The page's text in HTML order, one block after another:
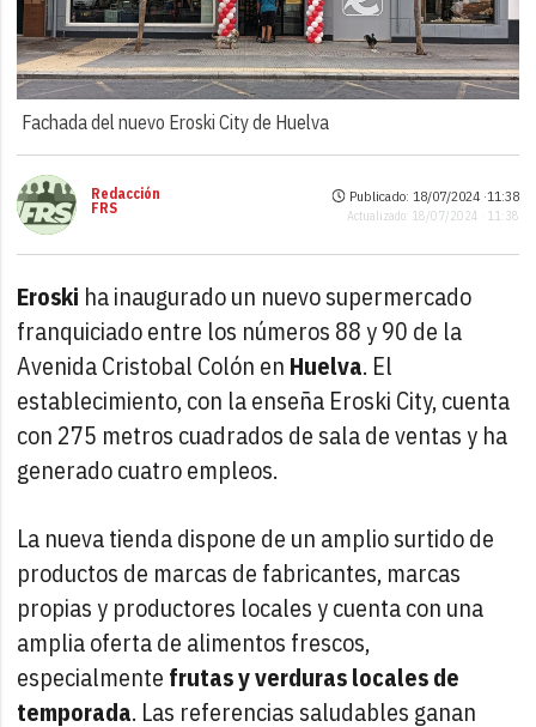
Fachada del nuevo Eroski City de Huelva
Redacción
FRS
Publicado: 18/07/2024 ·11:38
Actualizado: 18/07/2024 · 11:38
Eroski ha inaugurado un nuevo supermercado
franquiciado entre los números 88 y 90 de la
Avenida Cristobal Colón en Huelva. El
establecimiento, con la enseña Eroski City, cuenta
con 275 metros cuadrados de sala de ventas y ha
generado cuatro empleos.
La nueva tienda dispone de un amplio surtido de
productos de marcas de fabricantes, marcas
propias y productores locales y cuenta con una
amplia oferta de alimentos frescos,
especialmente frutas y verduras locales de
temporada. Las referencias saludables ganan